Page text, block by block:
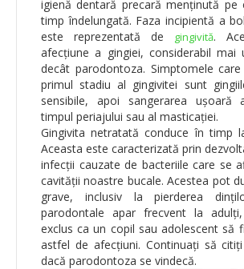
igienă dentară precară menținută pe
timp îndelungată. Faza incipientă a
este reprezentată de
gingivită.
afecțiune a gingiei, considerabil
decât parodontoza. Simptomele
primul stadiu al gingivitei sunt
sensibile, apoi sangerarea ușoară
timpul periajului sau al masticației.
Gingivita netratată conduce în timp
Aceasta este caracterizată prin
infecții cauzate de bacteriile care se
cavității noastre bucale. Acestea pot
grave, inclusiv la pierderea
parodontale apar frecvent la
exclus ca un copil sau adolescent să
astfel de afecțiuni. Continuați să
dacă parodontoza se vindecă.